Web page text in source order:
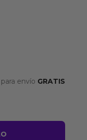
para envío GRATIS